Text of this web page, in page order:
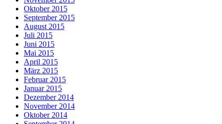
Oktober 2015
September 2015
August 2015
Juli 2015
Juni 2015
Mai 2015
April 2015
März 2015
Februar 2015
Januar 2015
Dezember 2014
November 2014
Oktober 2014